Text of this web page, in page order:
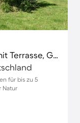
Kinderfreundliches Ferienhaus mit Terrasse, Grill und Garten | Gartenblick | Perfekt für die Arbeit von Zuhause
für bis zu 5
Natur